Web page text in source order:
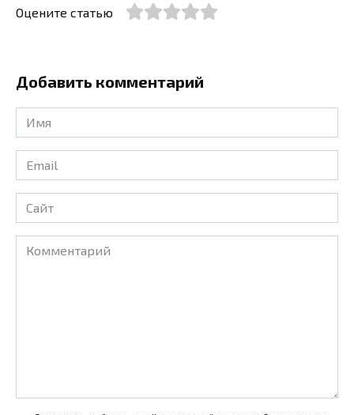
Оцените статью
Добавить комментарий
Имя
*
Email
*
Сайт
Комментарий